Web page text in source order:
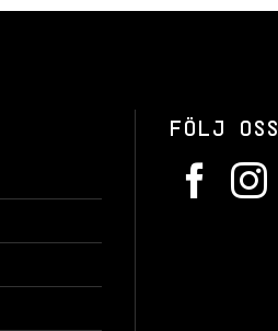
FÖLJ OSS